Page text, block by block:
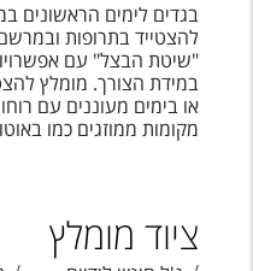
בגדים לימים הראשונים
להצטייד בתרופות
"שיטת הבצל" עם
במידת הצורך. מומלץ
או בימים מעוננים עם
מקומות ממוזגים כמו
ציוד מומלץ